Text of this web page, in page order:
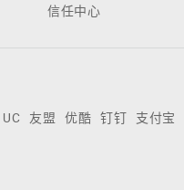
信任中心
UC 友盟 优酷 钉钉 支付宝